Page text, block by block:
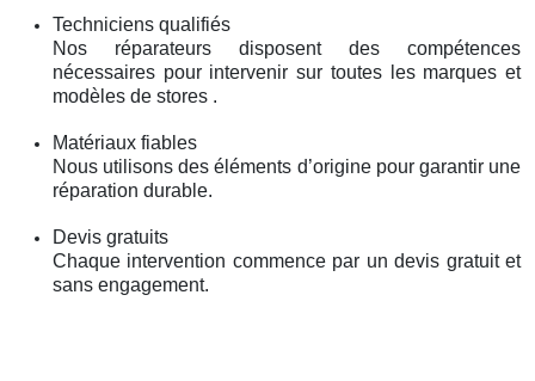
Techniciens qualifiés
Nos réparateurs disposent des compétences
nécessaires pour intervenir sur toutes les marques et
modèles de stores .
Matériaux fiables
Nous utilisons des éléments d’origine pour garantir une
réparation durable.
Devis gratuits
Chaque intervention commence par un devis gratuit et
sans engagement.